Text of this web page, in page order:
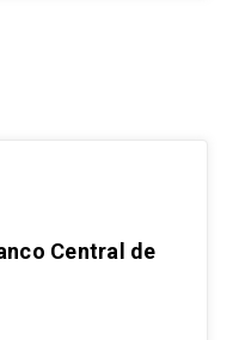
Central de